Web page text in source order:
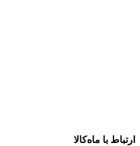
ارتباط با ماه‌کالا